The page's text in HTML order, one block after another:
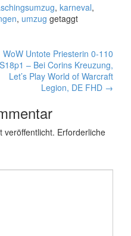
, karneval,
, umzug getaggt
WoW Untote Priesterin 0-110
S18p1 – Bei Corins Kreuzung,
Let’s Play World of Warcraft
Legion, DE FHD →
veröffentlicht. Erforderliche